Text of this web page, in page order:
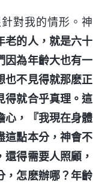
對我的情形。神
老的人，就是六十
因為年齡大也有一
也不見得就那麽正
得就合乎真理。這
心，『我現在身體
這點本分，神會不
得需要人照顧，
，怎麽辦哪？年齡